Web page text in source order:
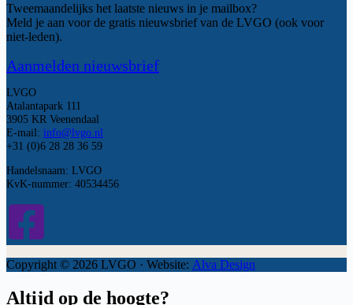
Tweemaandelijks het laatste nieuws in je mailbox?
Meld je aan voor de gratis nieuwsbrief van de LVGO (ook voor
niet-leden).
Aanmelden nieuwsbrief
LVGO
Atalantapark 111
3905 KR Veenendaal
E-mail: info@lvgo.nl
+31 (0)6 28 28 36 59
Handelsnaam: LVGO
KvK-nummer: 40534456
Copyright © 2026 LVGO · Website: Alva Design
Altijd op de hoogte?